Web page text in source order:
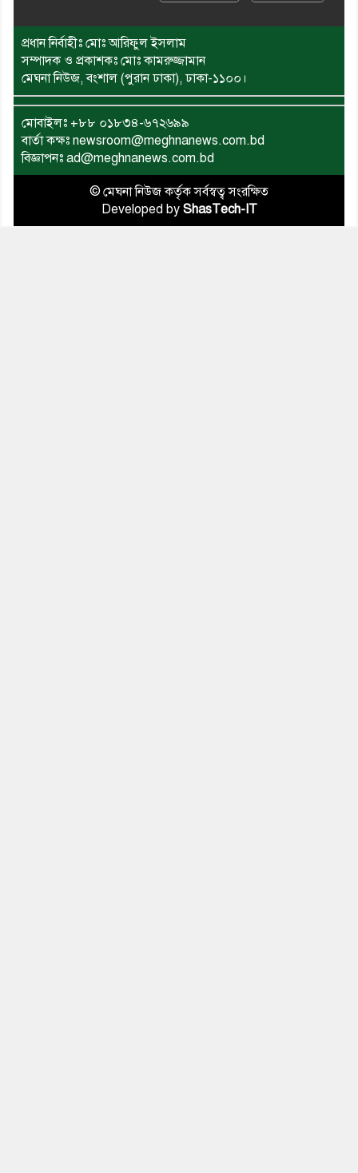
প্রধান নির্বাহীঃ মোঃ আরিফুল ইসলাম
সম্পাদক ও প্রকাশকঃ মোঃ কামরুজ্জামান
মেঘনা নিউজ, বংশাল (পুরান ঢাকা), ঢাকা-১১০০।
মোবাইলঃ +৮৮ ০১৮৩৪-৬৭২৬৯৯
বার্তা কক্ষঃ newsroom@meghnanews.com.bd
বিজ্ঞাপনঃ ad@meghnanews.com.bd
© মেঘনা নিউজ কর্তৃক সর্বস্বত্ব সংরক্ষিত
Developed by ShasTech-IT